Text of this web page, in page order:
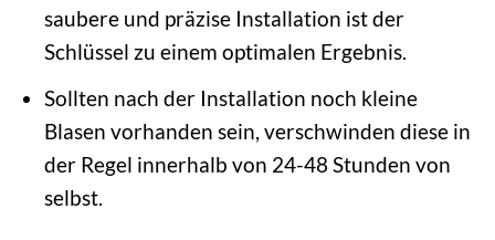
saubere und präzise Installation ist der
Schlüssel zu einem optimalen Ergebnis.
Sollten nach der Installation noch kleine
Blasen vorhanden sein, verschwinden diese in
der Regel innerhalb von 24-48 Stunden von
selbst.